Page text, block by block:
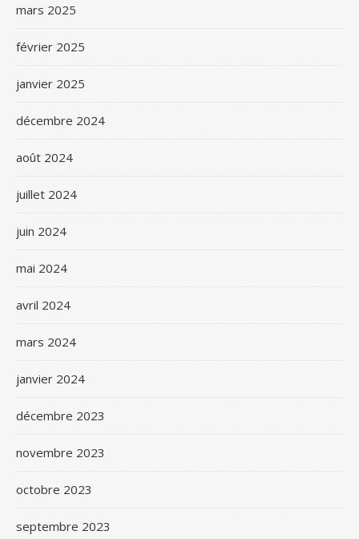
mars 2025
février 2025
janvier 2025
décembre 2024
août 2024
juillet 2024
juin 2024
mai 2024
avril 2024
mars 2024
janvier 2024
décembre 2023
novembre 2023
octobre 2023
septembre 2023